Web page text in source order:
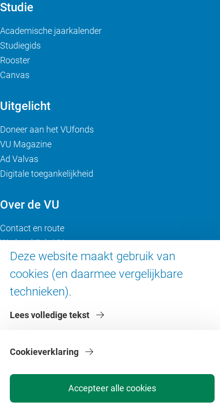
Deze website maakt gebruik van
cookies (en daarmee vergelijkbare
technieken).
Lees volledige tekst
Accepteer alle cookies
Cookieverklaring
Studie
Academische jaarkalender
Studiegids
Rooster
Canvas
Uitgelicht
Doneer aan het VUfonds
VU Magazine
Ad Valvas
Digitale toegankelijkheid
Over de VU
Contact en route
Werken bij de VU
Faculteiten
Diensten
Veiligheid
Webarchief
Copyright © 2026 - Vrije Universiteit Amsterdam